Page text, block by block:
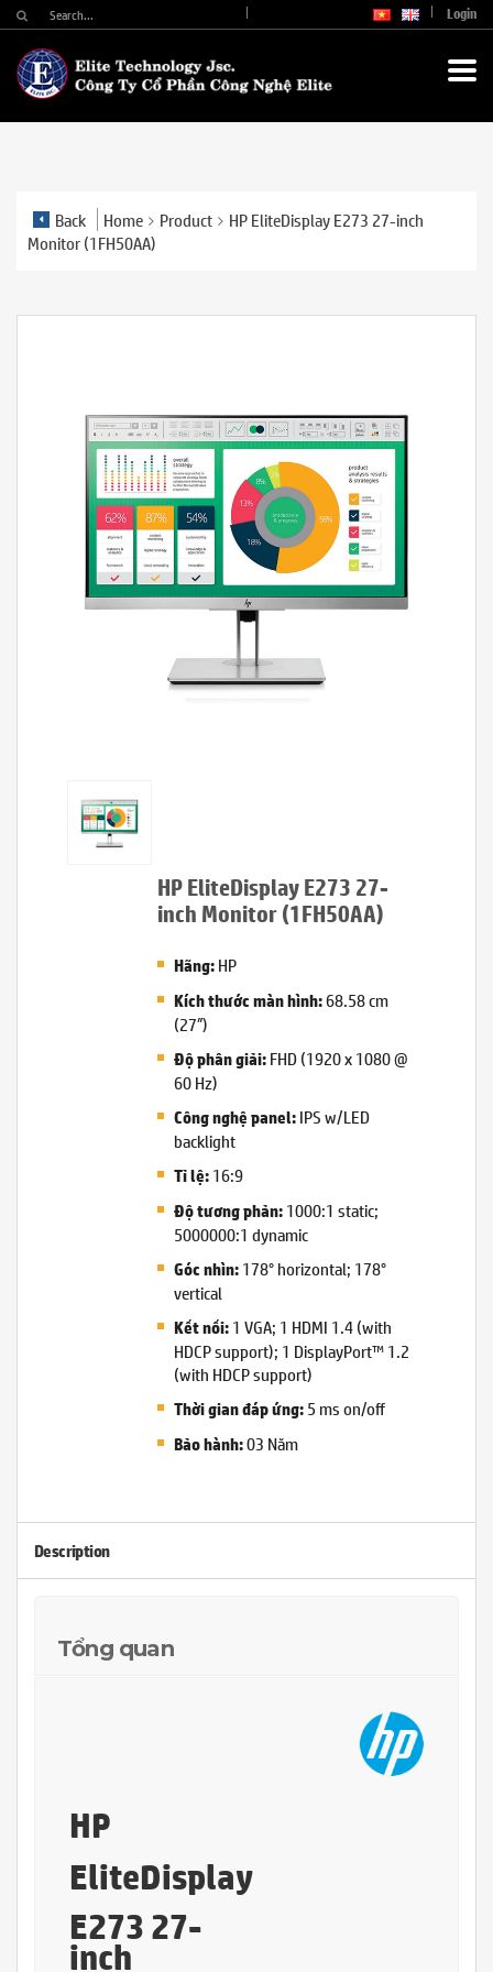
Login
Back Home Product
HP EliteDisplay E273 27-inch
Monitor (1FH50AA)
HP EliteDisplay E273 27-
inch Monitor (1FH50AA)
Hãng:HP
Kích thước màn hình:68.58 cm
(27″)
Độ phân giải:FHD (1920 x 1080 @
60 Hz)
Công nghệ panel:IPS w/LED
backlight
Tỉ lệ:16:9
Độ tương phản:1000:1 static;
5000000:1 dynamic
Góc nhìn:178° horizontal; 178°
vertical
Kết nối:1 VGA; 1 HDMI 1.4 (with
HDCP support); 1 DisplayPort™ 1.2
(with HDCP support)
Thời gian đáp ứng:5 ms on/off
Bảo hành:03 Năm
Description
Tổng quan
HP
EliteDisplay
E273 27-
inch